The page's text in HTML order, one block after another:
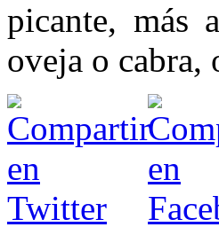
picante, más
oveja o cabra,